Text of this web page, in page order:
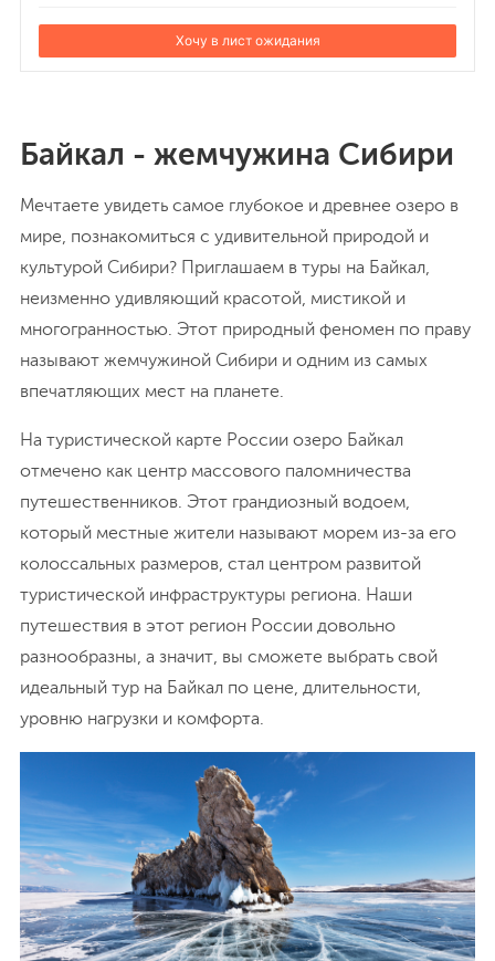
Хочу в лист ожидания
Байкал - жемчужина Сибири
Мечтаете увидеть самое глубокое и древнее озеро в
мире, познакомиться с удивительной природой и
культурой Сибири? Приглашаем в туры на Байкал,
неизменно удивляющий красотой, мистикой и
многогранностью. Этот природный феномен по праву
называют жемчужиной Сибири и одним из самых
впечатляющих мест на планете.
На туристической карте России озеро Байкал
отмечено как центр массового паломничества
путешественников. Этот грандиозный водоем,
который местные жители называют морем из-за его
колоссальных размеров, стал центром развитой
туристической инфраструктуры региона. Наши
путешествия в этот регион России довольно
разнообразны, а значит, вы сможете выбрать свой
идеальный тур на Байкал по цене, длительности,
уровню нагрузки и комфорта.